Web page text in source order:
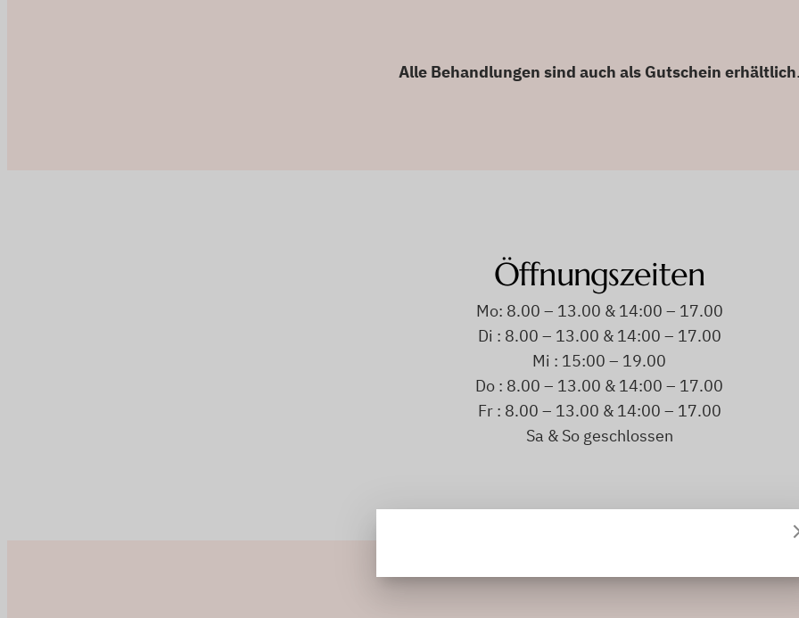
Alle Behandlungen sind auch als Gutschein erhältlich
Öffnungszeiten
Mo: 8.00 – 13.00 & 14:00 – 17.00
Di : 8.00 – 13.00 & 14:00 – 17.00
Mi : 15:00 – 19.00
Do : 8.00 – 13.00 & 14:00 – 17.00
Fr : 8.00 – 13.00 & 14:00 – 17.00
Sa & So geschlossen